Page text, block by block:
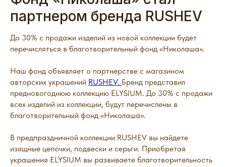
партнером бренда RUSHEV
До 30% с продажи изделий из новой коллекции будет
перечисляться в благотворительный фонд «Николаша».
Наш фонд объявляет о партнерстве с магазином
авторских украшений RUSHEV. Бренд представил
предновогоднюю коллекцию ELYSIUM. До 30% с продажи
всех изделий из коллекции, будут перечислены в
благотворительный фонд «Николаша».
В предпраздничной коллекции RUSHEV вы найдете
изящные цепочки, подвески и серьги. Приобретая
украшения ELYSIUM вы развиваете благотворительность